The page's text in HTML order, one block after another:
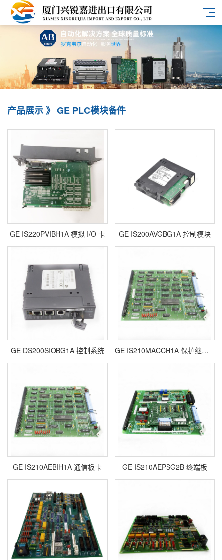
产品展示 》 GE PLC模块备件
GE IS220PVIBH1A 模拟 I/O 卡 GE IS200AVGBG1A 控制模块
GE DS200SIOBG1A 控制系统 GE IS210MACCH1A 保护继电器
GE IS210AEBIH1A 通信板卡 GE IS210AEPSG2B 终端板